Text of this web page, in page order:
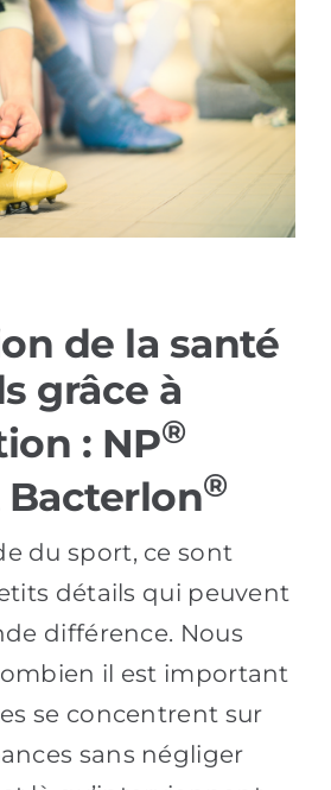
de la santé
grâce à
: NP®
Bacterlon®
du sport, ce sont
détails qui peuvent
différence. Nous
il est important
se concentrent sur
sans négliger